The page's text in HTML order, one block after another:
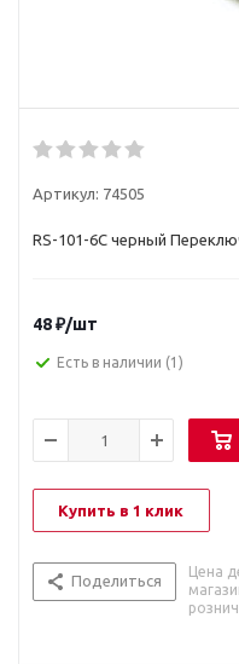
Артикул: 74505
RS-101-6C черный
48₽/шт
Есть в наличии (1)
Купить в 1 клик
Поделиться
Цена